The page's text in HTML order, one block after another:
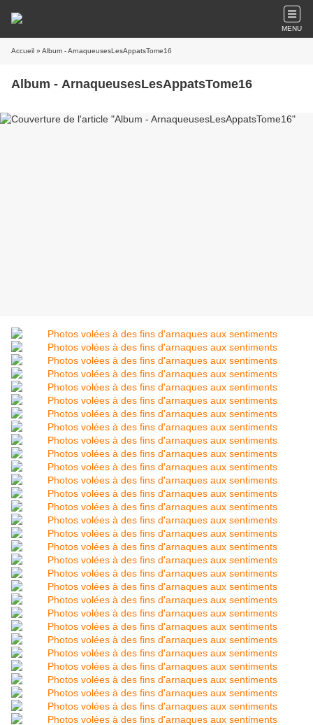
MENU
Accueil » Album - ArnaqueusesLesAppatsTome16
Album - ArnaqueusesLesAppatsTome16